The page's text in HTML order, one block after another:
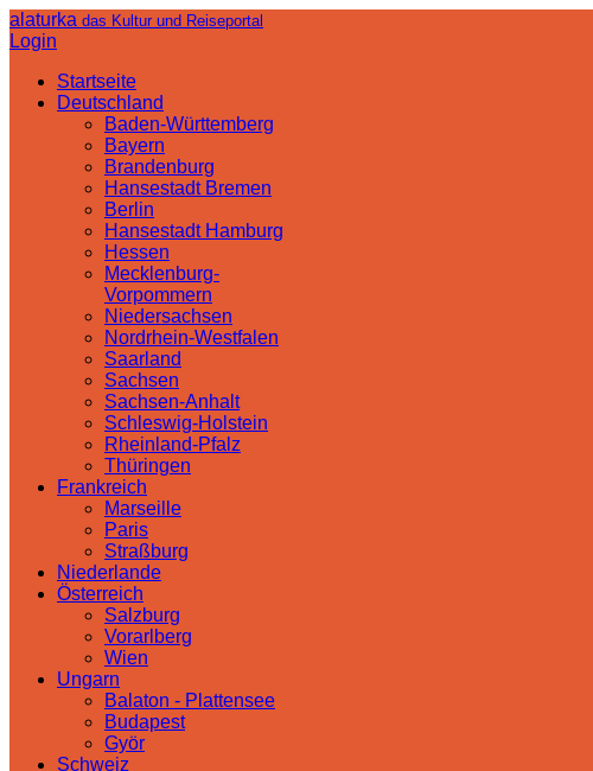
alaturka das Kultur und Reiseportal
Login
Startseite
Deutschland
Baden-Württemberg
Bayern
Brandenburg
Hansestadt Bremen
Berlin
Hansestadt Hamburg
Hessen
Mecklenburg-
Vorpommern
Niedersachsen
Nordrhein-Westfalen
Saarland
Sachsen
Sachsen-Anhalt
Schleswig-Holstein
Rheinland-Pfalz
Thüringen
Frankreich
Marseille
Paris
Straßburg
Niederlande
Österreich
Salzburg
Vorarlberg
Wien
Ungarn
Balaton - Plattensee
Budapest
Györ
Schweiz